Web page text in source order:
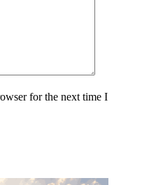
for the next time I